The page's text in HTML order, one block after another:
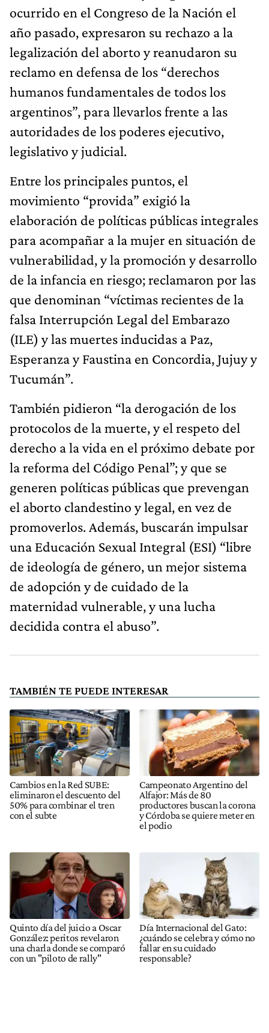
ocurrido en el Congreso de la Nación el
año pasado, expresaron su rechazo a la
legalización del aborto y reanudaron su
reclamo en defensa de los “derechos
humanos fundamentales de todos los
argentinos”, para llevarlos frente a las
autoridades de los poderes ejecutivo,
legislativo y judicial.
Entre los principales puntos, el
movimiento “provida” exigió la
elaboración de políticas públicas integrales
para acompañar a la mujer en situación de
vulnerabilidad, y la promoción y desarrollo
de la infancia en riesgo; reclamaron por las
que denominan “víctimas recientes de la
falsa Interrupción Legal del Embarazo
(ILE) y las muertes inducidas a Paz,
Esperanza y Faustina en Concordia, Jujuy y
Tucumán”.
También pidieron “la derogación de los
protocolos de la muerte, y el respeto del
derecho a la vida en el próximo debate por
la reforma del Código Penal”; y que se
generen políticas públicas que prevengan
el aborto clandestino y legal, en vez de
promoverlos. Además, buscarán impulsar
una Educación Sexual Integral (ESI) “libre
de ideología de género, un mejor sistema
de adopción y de cuidado de la
maternidad vulnerable, y una lucha
decidida contra el abuso”.
TAMBIÉN TE PUEDE INTERESAR
Cambios en la Red SUBE:
eliminaron el descuento del
50% para combinar el tren
con el subte
Campeonato Argentino del
Alfajor: Más de 80
productores buscan la corona
y Córdoba se quiere meter en
el podio
Quinto día del juicio a Oscar
González: peritos revelaron
una charla donde se comparó
con un "piloto de rally"
Día Internacional del Gato:
¿cuándo se celebra y cómo no
fallar en su cuidado
responsable?